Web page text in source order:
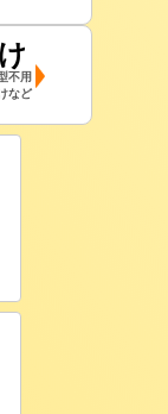
不用
など